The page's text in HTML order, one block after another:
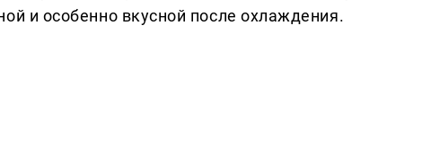
и особенно вкусной после охлаждения.